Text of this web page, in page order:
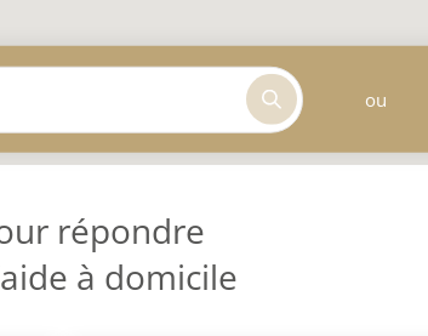
ou
répondre
à domicile